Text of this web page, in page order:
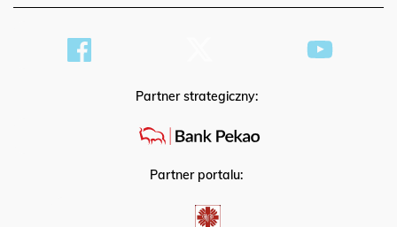
Partner strategiczny:
Partner portalu: